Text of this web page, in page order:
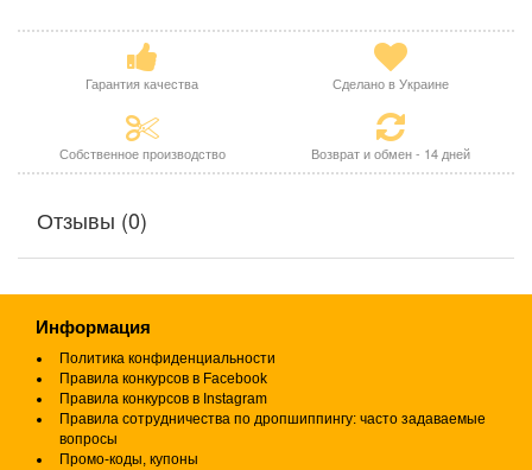
Гарантия качества Сделано в Украине
Собственное производство Возврат и обмен - 14 дней
Отзывы (0)
Информация
Политика конфиденциальности
Правила конкурсов в Facebook
Правила конкурсов в Instagram
Правила сотрудничества по дропшиппингу: часто задаваемые
вопросы
Промо-коды, купоны